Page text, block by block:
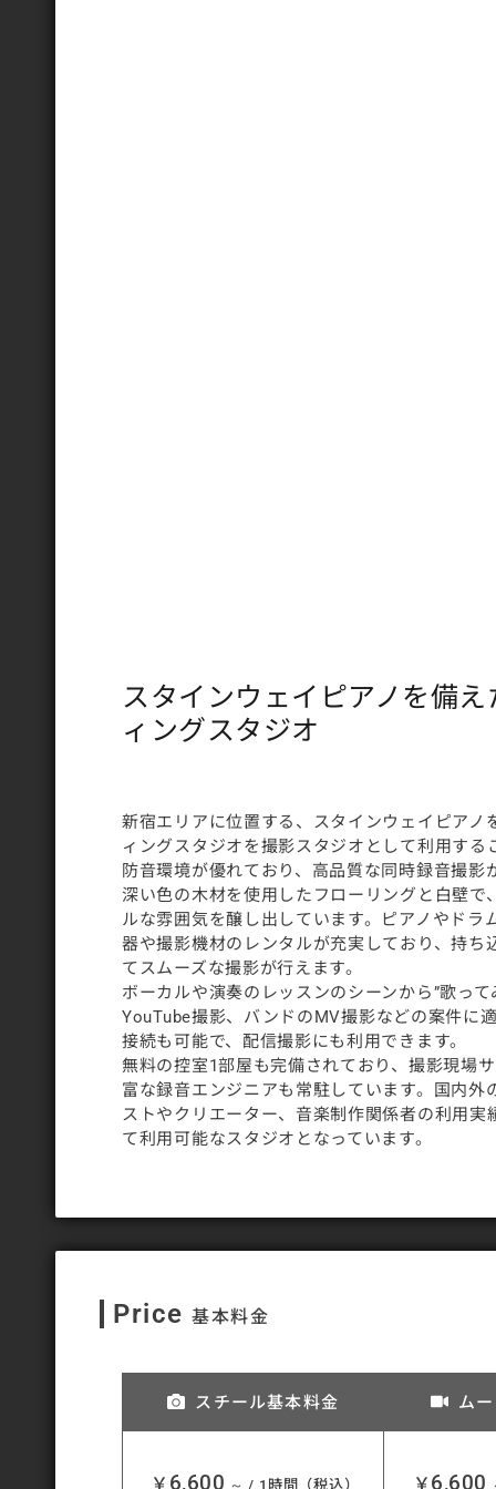
スタインウェイピアノを備
ィングスタジオ
新宿エリアに位置する、スタインウェイピアノ
ィングスタジオを撮影スタジオとして利用する
防音環境が優れており、高品質な同時録音撮影
深い色の木材を使用したフローリングと白壁で
ルな雰囲気を醸し出しています。ピアノやドラ
器や撮影機材のレンタルが充実しており、持ち
てスムーズな撮影が行えます。
ボーカルや演奏のレッスンのシーンから”歌っ
YouTube撮影、バンドのMV撮影などの案件に
接続も可能で、配信撮影にも利用できます。
無料の控室1部屋も完備されており、撮影現場
富な録音エンジニアも常駐しています。国内外
ストやクリエーター、音楽制作関係者の利用実
て利用可能なスタジオとなっています。
Price 基本料金
スチール基本料金
￥ 6,600 ～ / 1時間（税込）
ム
￥ 6,600